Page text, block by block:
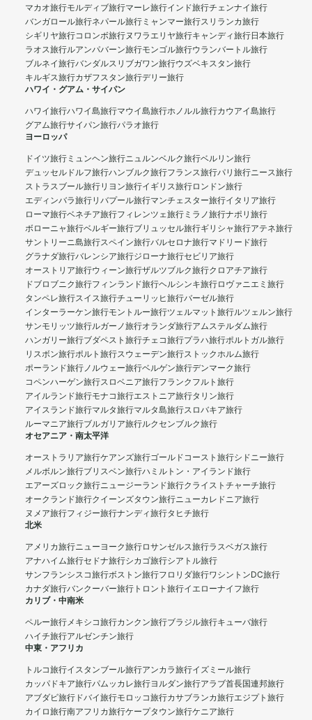
マカオ旅行モルディブ旅行マーレ旅行インド旅行チェンナイ旅行
バンガロール旅行ネパール旅行 ミャンマー旅行スリランカ旅行
シギリヤ旅行コロンボ旅行ヌワラエリヤ旅行キャンディ旅行日本旅行
ラオス旅行ルアンパバーン旅行モンゴル旅行ウランバートル旅行
ブルネイ旅行バンダルスリブガワン旅行ウズベキスタン旅行
キルギス旅行カザフスタン旅行デリー旅行
ハワイ・グアム・サイパン
ハワイ旅行ハワイ島旅行マウイ島旅行ホノルル旅行カウアイ島旅行
グアム旅行サイパン旅行パラオ旅行
ヨーロッパ
ドイツ旅行 ミュンヘン旅行ニュルンベルク旅行ベルリン旅行
デュッセルドルフ旅行ハンブルク旅行フランス旅行パリ旅行ニース旅行
ストラスブール旅行リヨン旅行イギリス旅行ロンドン旅行
エディンバラ旅行リバプール旅行マンチェスター旅行イタリア旅行
ローマ旅行ベネチア旅行フィレンツェ旅行 ミラノ旅行ナポリ旅行
ボローニャ旅行ベルギー旅行ブリュッセル旅行ギリシャ旅行アテネ旅行
サントリーニ島旅行スペイン旅行バルセロナ旅行マドリード旅行
グラナダ旅行バレンシア旅行ジローナ旅行セビリア旅行
オーストリア旅行ウィーン旅行ザルツブルク旅行クロアチア旅行
ドブロブニク旅行フィンランド旅行ヘルシンキ旅行ロヴァニエミ旅行
タンペレ旅行スイス旅行チューリッヒ旅行バーゼル旅行
インターラーケン旅行モントルー旅行ツェルマット旅行ルツェルン旅行
サンモリッツ旅行ルガーノ旅行オランダ旅行アムステルダム旅行
ハンガリー旅行ブダペスト旅行チェコ旅行プラハ旅行ポルトガル旅行
リスボン旅行ポルト旅行スウェーデン旅行ストックホルム旅行
ポーランド旅行ノルウェー旅行ベルゲン旅行デンマーク旅行
コペンハーゲン旅行スロベニア旅行フランクフルト旅行
アイルランド旅行モナコ旅行エストニア旅行タリン旅行
アイスランド旅行マルタ旅行マルタ島旅行スロバキア旅行
ルーマニア旅行ブルガリア旅行ルクセンブルク旅行
オセアニア・南太平洋
オーストラリア旅行ケアンズ旅行ゴールドコースト旅行シドニー旅行
メルボルン旅行ブリスベン旅行ハミルトン・アイランド旅行
エアーズロック旅行ニュージーランド旅行クライストチャーチ旅行
オークランド旅行クイーンズタウン旅行ニューカレドニア旅行
ヌメア旅行フィジー旅行ナンディ旅行タヒチ旅行
北米
アメリカ旅行ニューヨーク旅行ロサンゼルス旅行ラスベガス旅行
アナハイム旅行セドナ旅行シカゴ旅行シアトル旅行
サンフランシスコ旅行ボストン旅行フロリダ旅行ワシントンDC旅行
カナダ旅行バンクーバー旅行 トロント旅行イエローナイフ旅行
カリブ・中南米
ペルー旅行メキシコ旅行カンクン旅行ブラジル旅行キューバ旅行
ハイチ旅行アルゼンチン旅行
中東・アフリカ
トルコ旅行イスタンブール旅行アンカラ旅行イズミール旅行
カッパドキア旅行パムッカレ旅行ヨルダン旅行アラブ首長国連邦旅行
アブダビ旅行 ドバイ旅行モロッコ旅行カサブランカ旅行エジプト旅行
カイロ旅行南アフリカ旅行ケープタウン旅行ケニア旅行